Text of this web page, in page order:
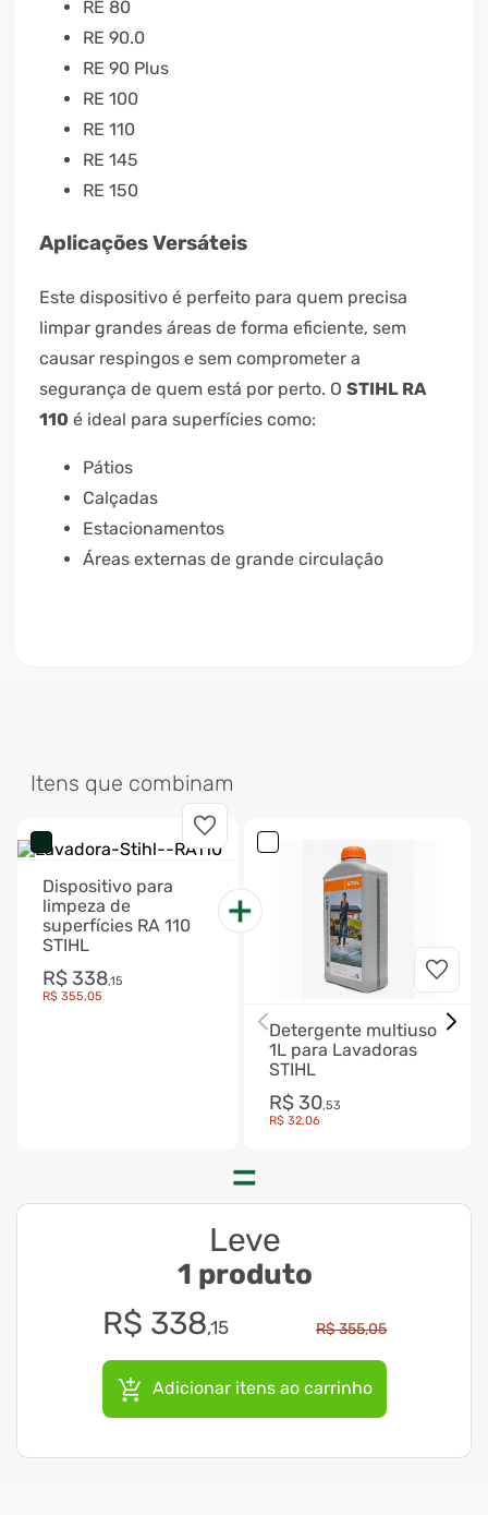
RE 80
RE 90.0
RE 90 Plus
RE 100
RE 110
RE 145
RE 150
Aplicações Versáteis
Este dispositivo é perfeito para quem precisa
limpar grandes áreas de forma eficiente, sem
causar respingos e sem comprometer a
segurança de quem está por perto. O STIHL RA
110 é ideal para superfícies como:
Pátios
Calçadas
Estacionamentos
Áreas externas de grande circulação
Itens que combinam
Dispositivo para
limpeza de
superfícies RA 110
STIHL
R$ 338,15
R$ 355,05
Detergente multiuso
1L para Lavadoras
STIHL
R$ 30,53
R$ 32,06
Leve
1 produto
R$ 338,15 R$355,05
Adicionar itens ao carrinho